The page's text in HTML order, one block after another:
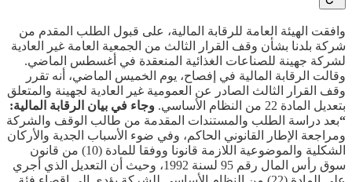
وافقت الهيئة العامة للرقابة المالية، على قبول الطلب المقدم من
شركة بلدنا بشأن وقف القرار الثالث من الجمعية العامة غير العادية
لشركة جهينة للصناعات الغذائية المنعقدة في أغسطس الماضي.
وقالت الرقابة المالية في إفصاح، يوم الخميس الماضي، أنه تقرر
وقف القرار الثالث الصادر عن العمومية غير العادية لجهينة والمتعلق
بتعديل المادة 22 من النظام الأساسي.
وجاء في بيان الرقابة المالية:
“بعد دراسة الطلب والمستندات المقدمة من طالب الوقف والشركة
ومراجعة الإطار القانوني الحاكم، وفي ضوء الأسباب الجدية والأركان
الشكلية والموضوعية اللازمة قانونا ووفقا للمادة (10) من قانون
سوق رأس المال رقم 95 لسنة 1992، وحيث أن التعديل الذي أجري